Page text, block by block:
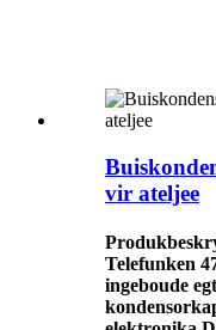
vir ateljee
Telefunken
ingeboude